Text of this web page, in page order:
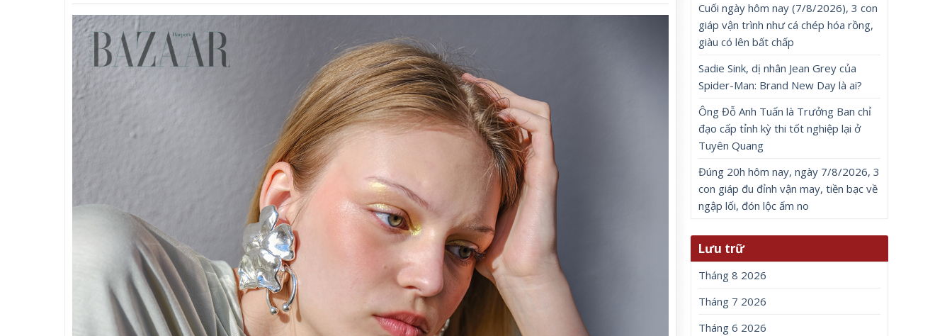
Cuối ngày hôm nay (7/8/2026), 3 con
giáp vận trình như cá chép hóa rồng,
giàu có lên bất chấp
Sadie Sink, dị nhân Jean Grey của
Spider-Man: Brand New Day là ai?
Ông Đỗ Anh Tuấn là Trưởng Ban chỉ
đạo cấp tỉnh kỳ thi tốt nghiệp lại ở
Tuyên Quang
Đúng 20h hôm nay, ngày 7/8/2026, 3
con giáp đu đỉnh vận may, tiền bạc về
ngập lối, đón lộc ấm no
Lưu trữ
Tháng 8 2026
Tháng 7 2026
Tháng 6 2026